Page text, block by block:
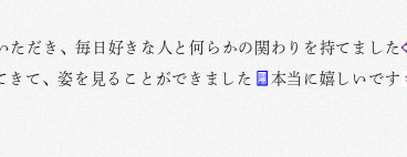
ただき、毎日好きな人と何らかの関わりを持てました
きて、姿を見ることができました
本当に嬉しいです